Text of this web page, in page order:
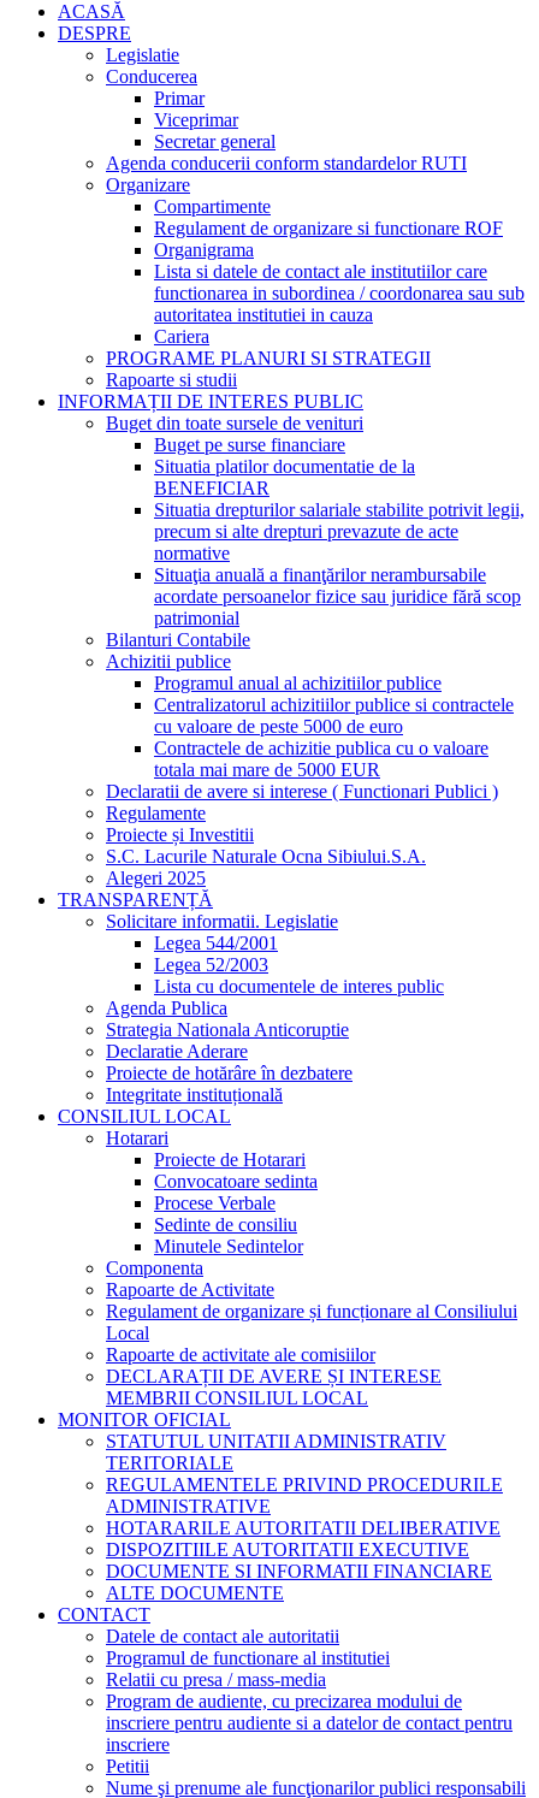
ACASĂ
DESPRE
Legislatie
Conducerea
Primar
Viceprimar
Secretar general
Agenda conducerii conform standardelor RUTI
Organizare
Compartimente
Regulament de organizare si functionare ROF
Organigrama
Lista si datele de contact ale institutiilor care
functionarea in subordinea / coordonarea sau sub
autoritatea institutiei in cauza
Cariera
PROGRAME PLANURI SI STRATEGII
Rapoarte si studii
INFORMAȚII DE INTERES PUBLIC
Buget din toate sursele de venituri
Buget pe surse financiare
Situatia platilor documentatie de la
BENEFICIAR
Situatia drepturilor salariale stabilite potrivit legii,
precum si alte drepturi prevazute de acte
normative
Situaţia anuală a finanţărilor nerambursabile
acordate persoanelor fizice sau juridice fără scop
patrimonial
Bilanturi Contabile
Achizitii publice
Programul anual al achizitiilor publice
Centralizatorul achizitiilor publice si contractele
cu valoare de peste 5000 de euro
Contractele de achizitie publica cu o valoare
totala mai mare de 5000 EUR
Declaratii de avere si interese ( Functionari Publici )
Regulamente
Proiecte și Investitii
S.C. Lacurile Naturale Ocna Sibiului.S.A.
Alegeri 2025
TRANSPARENȚĂ
Solicitare informatii. Legislatie
Legea 544/2001
Legea 52/2003
Lista cu documentele de interes public
Agenda Publica
Strategia Nationala Anticoruptie
Declaratie Aderare
Proiecte de hotărâre în dezbatere
Integritate instituțională
CONSILIUL LOCAL
Hotarari
Proiecte de Hotarari
Convocatoare sedinta
Procese Verbale
Sedinte de consiliu
Minutele Sedintelor
Componenta
Rapoarte de Activitate
Regulament de organizare și funcționare al Consiliului
Local
Rapoarte de activitate ale comisiilor
DECLARAȚII DE AVERE ȘI INTERESE
MEMBRII CONSILIUL LOCAL
MONITOR OFICIAL
STATUTUL UNITATII ADMINISTRATIV
TERITORIALE
REGULAMENTELE PRIVIND PROCEDURILE
ADMINISTRATIVE
HOTARARILE AUTORITATII DELIBERATIVE
DISPOZITIILE AUTORITATII EXECUTIVE
DOCUMENTE SI INFORMATII FINANCIARE
ALTE DOCUMENTE
CONTACT
Datele de contact ale autoritatii
Programul de functionare al institutiei
Relatii cu presa / mass-media
Program de audiente, cu precizarea modului de
inscriere pentru audiente si a datelor de contact pentru
inscriere
Petitii
Nume şi prenume ale funcţionarilor publici responsabili